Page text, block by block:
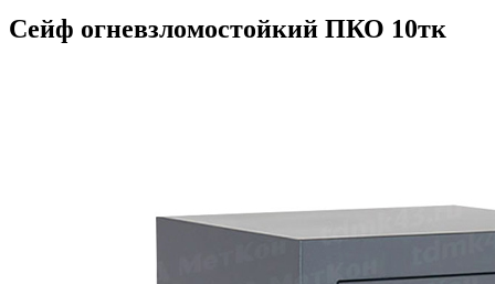
Сейф огневзломостойкий ПКО 10тк